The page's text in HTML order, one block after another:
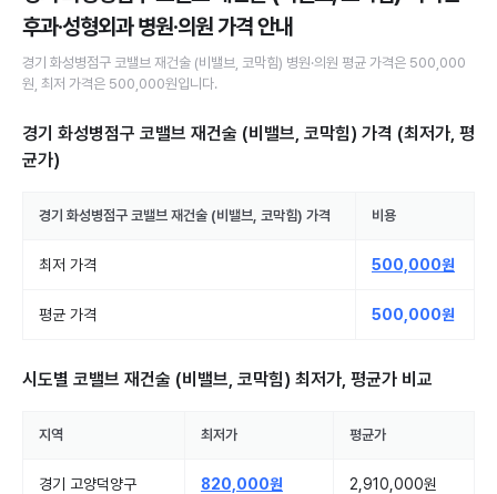
후과·성형외과 병원·의원가격 안내
경기 화성병점구 코밸브 재건술 (비밸브, 코막힘) 병원·의원 평균 가격은 500,000
원 , 최저 가격은 500,000원입니다.
경기 화성병점구 코밸브 재건술 (비밸브, 코막힘) 가격 (최저가, 평
균가)
경기 화성병점구 코밸브 재건술 (비밸브, 코막힘) 가격 비용
최저 가격 500,000원
평균 가격 500,000원
시도별 코밸브 재건술 (비밸브, 코막힘) 최저가, 평균가 비교
지역 최저가 평균가
경기 고양덕양구 820,000원 2,910,000원